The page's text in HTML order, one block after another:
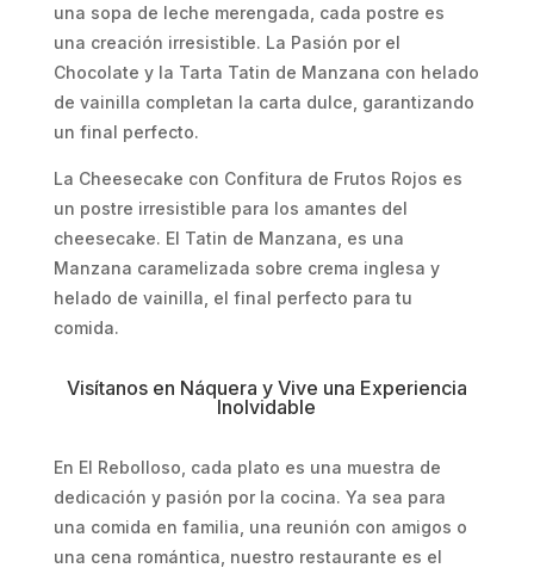
una sopa de leche merengada, cada postre es
una creación irresistible. La Pasión por el
Chocolate y la Tarta Tatin de Manzana con helado
de vainilla completan la carta dulce, garantizando
un final perfecto.
La Cheesecake con Confitura de Frutos Rojos es
un postre irresistible para los amantes del
cheesecake. El Tatin de Manzana, es una
Manzana caramelizada sobre crema inglesa y
helado de vainilla, el final perfecto para tu
comida.
Visítanos en Náquera y Vive una Experiencia
Inolvidable
En El Rebolloso, cada plato es una muestra de
dedicación y pasión por la cocina. Ya sea para
una comida en familia, una reunión con amigos o
una cena romántica, nuestro restaurante es el